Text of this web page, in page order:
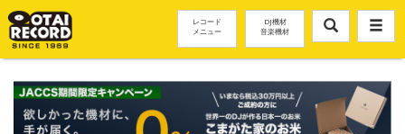
レコード
メニュー
DJ機材
音楽機材